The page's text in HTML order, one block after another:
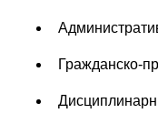
Гражданско-